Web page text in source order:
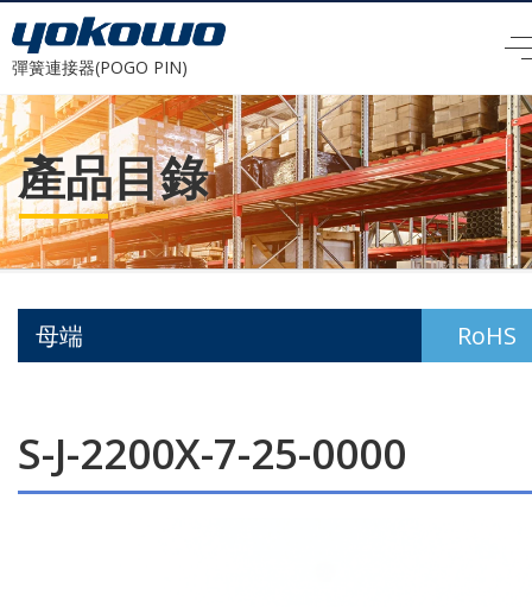
彈簧連接器(POGO PIN)
產品目錄
S-J-2200X-7-25-0000
母端 RoHS